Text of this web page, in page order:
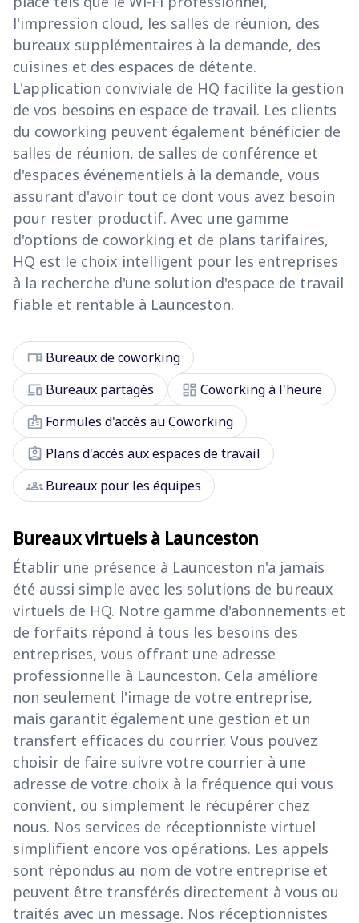
l'impression cloud, les salles de réunion, des
bureaux supplémentaires à la demande, des
cuisines et des espaces de détente.
L'application conviviale de HQ facilite la gestion
de vos besoins en espace de travail. Les clients
du coworking peuvent également bénéficier de
salles de réunion, de salles de conférence et
d'espaces événementiels à la demande, vous
assurant d'avoir tout ce dont vous avez besoin
pour rester productif. Avec une gamme
d'options de coworking et de plans tarifaires,
HQ est le choix intelligent pour les entreprises
à la recherche d'une solution d'espace de travail
fiable et rentable à Launceston.
desk Bureaux de coworking
devices Bureaux partagés dashboard Coworking à l'heure
badge Formules d'accès au Coworking
assignment_ind Plans d'accès aux espaces de travail
groupsBureaux pour les équipes
Bureaux virtuels à Launceston
Établir une présence à Launceston n'a jamais
été aussi simple avec les solutions de bureaux
virtuels de HQ. Notre gamme d'abonnements et
de forfaits répond à tous les besoins des
entreprises, vous offrant une adresse
professionnelle à Launceston. Cela améliore
non seulement l'image de votre entreprise,
mais garantit également une gestion et un
transfert efficaces du courrier. Vous pouvez
choisir de faire suivre votre courrier à une
adresse de votre choix à la fréquence qui vous
convient, ou simplement le récupérer chez
nous. Nos services de réceptionniste virtuel
simplifient encore vos opérations. Les appels
sont répondus au nom de votre entreprise et
peuvent être transférés directement à vous ou
traités avec un message. Nos réceptionnistes